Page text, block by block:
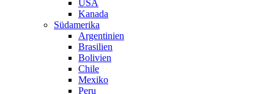
USA
Kanada
Südamerika
Argentinien
Brasilien
Bolivien
Chile
Mexiko
Peru